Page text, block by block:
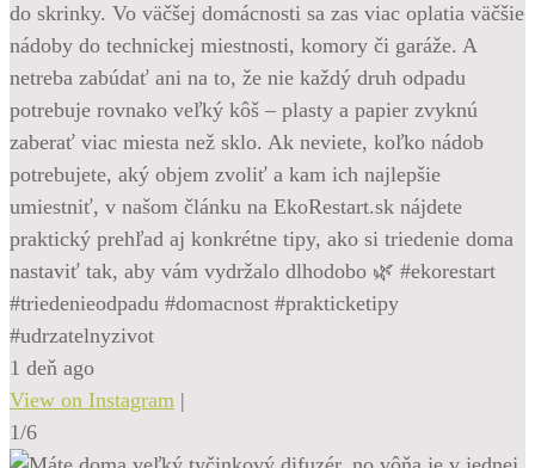
do skrinky. Vo väčšej domácnosti sa zas viac oplatia väčšie
nádoby do technickej miestnosti, komory či garáže. A
netreba zabúdať ani na to, že nie každý druh odpadu
potrebuje rovnako veľký kôš – plasty a papier zvyknú
zaberať viac miesta než sklo. Ak neviete, koľko nádob
potrebujete, aký objem zvoliť a kam ich najlepšie
umiestniť, v našom článku na EkoRestart.sk nájdete
praktický prehľad aj konkrétne tipy, ako si triedenie doma
nastaviť tak, aby vám vydržalo dlhodobo 🌿 #ekorestart
#triedenieodpadu #domacnost #prakticketipy
#udrzatelnyzivot
1 deň ago
View on Instagram |
1/6